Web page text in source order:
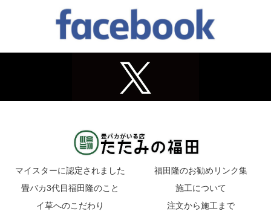
マイスターに認定されました
福田隆のお勧めリンク集
畳バカ3代目福田隆のこと
施工について
イ草へのこだわり
注文から施工まで